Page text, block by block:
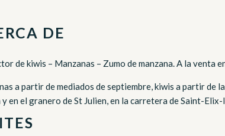
DE
de kiwis – Manzanas – Zumo de manzana. A la venta
a partir de mediados de septiembre, kiwis a partir de
en el granero de St Julien, en la carretera de Saint-Elix-